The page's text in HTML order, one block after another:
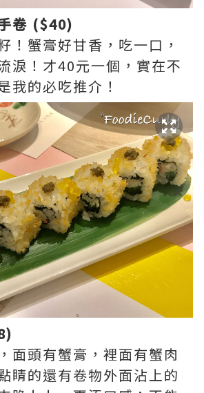
卷 ($40)
！蟹膏好甘香，吃一口，
淚！才40元一個，實在不
我的必吃推介！
面頭有蟹膏，裡面有蟹肉
睛的還有卷物外面沾上的